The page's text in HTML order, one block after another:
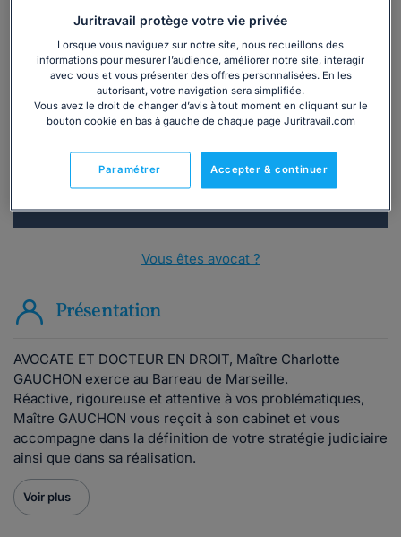
Vous souhaitez une consultation par
téléphone ?
Consulter immédiatement
ou appelez le01 75 75 42 33(8h à 21h du lundi au
vendredi)
Vous êtes avocat ?
Présentation
AVOCATE ET DOCTEUR EN DROIT, Maître Charlotte
GAUCHON exerce au Barreau de Marseille.
Réactive, rigoureuse et attentive à vos problématiques,
Maître GAUCHON vous reçoit à son cabinet et vous
accompagne dans la définition de votre stratégie judiciaire
ainsi que dans sa réalisation.
Voir plus
Juritravail protège votre vie privée
Lorsque vous naviguez sur notre site, nous recueillons des
informations pour mesurer l’audience, améliorer notre site, interagir
avec vous et vous présenter des offres personnalisées. En les
autorisant, votre navigation sera simplifiée.
Vous avez le droit de changer d’avis à tout moment en cliquant sur le
bouton cookie en bas à gauche de chaque page Juritravail.com
Accepter & continuer
Paramétrer